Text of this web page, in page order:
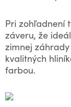
štandard dlhú
ichochráni
užívať čo
nepriazniach
postarajú o to,
žiadnu údržbu.
ktorý bude
záhradu.
životnosť. Sú
so
samostatne.
kamkoľvek
Vyberte si
Prestrešenie
riešenie vďaka
konfigurátori
Pri zohľadnení
záveru, že
zimnej
kvalitných
farbou.